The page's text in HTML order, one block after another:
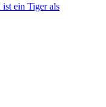
ein Tiger als